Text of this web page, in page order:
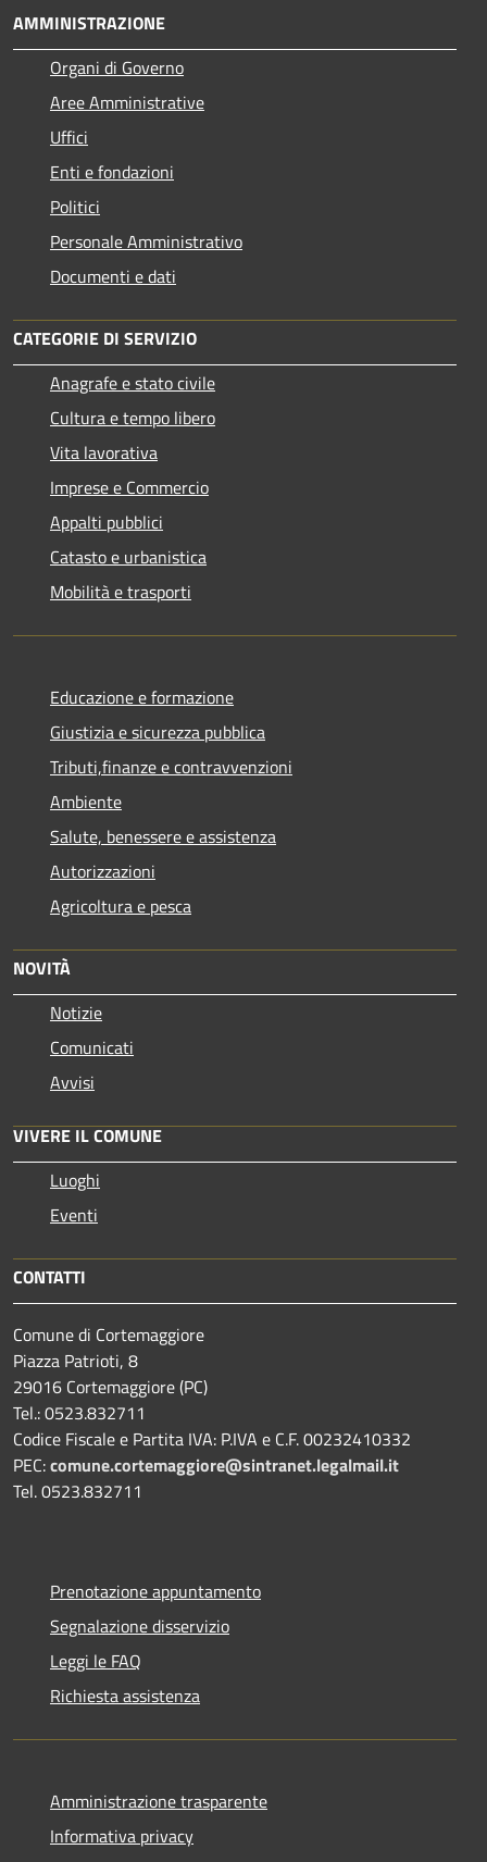
AMMINISTRAZIONE
Organi di Governo
Aree Amministrative
Uffici
Enti e fondazioni
Politici
Personale Amministrativo
Documenti e dati
CATEGORIE DI SERVIZIO
Anagrafe e stato civile
Cultura e tempo libero
Vita lavorativa
Imprese e Commercio
Appalti pubblici
Catasto e urbanistica
Mobilità e trasporti
Educazione e formazione
Giustizia e sicurezza pubblica
Tributi,finanze e contravvenzioni
Ambiente
Salute, benessere e assistenza
Autorizzazioni
Agricoltura e pesca
NOVITÀ
Notizie
Comunicati
Avvisi
VIVERE IL COMUNE
Luoghi
Eventi
CONTATTI
Comune di Cortemaggiore
Piazza Patrioti, 8
29016 Cortemaggiore (PC)
Tel.: 0523.832711
Codice Fiscale e Partita IVA: P.IVA e C.F. 00232410332
PEC:comune.cortemaggiore@sintranet.legalmail.it
Tel. 0523.832711
Prenotazione appuntamento
Segnalazione disservizio
Leggi le FAQ
Richiesta assistenza
Amministrazione trasparente
Informativa privacy